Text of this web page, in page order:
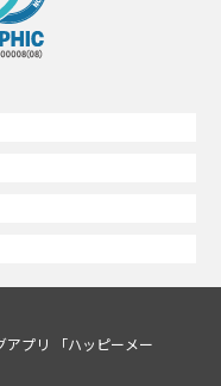
アプリ 「ハッピーメー